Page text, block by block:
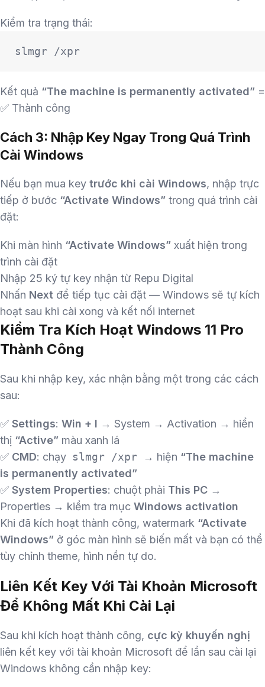
Kiểm tra trạng thái:
slmgr /xpr
Kết quả “The machine is permanently activated” =
✅ Thành công
Cách 3: Nhập Key Ngay Trong Quá Trình
Cài Windows
Nếu bạn mua key trước khi cài Windows, nhập trực
tiếp ở bước “Activate Windows” trong quá trình cài
đặt:
Khi màn hình “Activate Windows” xuất hiện trong
trình cài đặt
Nhập 25 ký tự key nhận từ Repu Digital
Nhấn Next để tiếp tục cài đặt — Windows sẽ tự kích
hoạt sau khi cài xong và kết nối internet
Kiểm Tra Kích Hoạt Windows 11 Pro
Thành Công
Sau khi nhập key, xác nhận bằng một trong các cách
sau:
✅ Settings: Win + I → System → Activation → hiển
thị “Active” màu xanh lá
✅ CMD: chạy slmgr /xpr → hiện “The machine
is permanently activated”
✅ System Properties: chuột phải This PC →
Properties → kiểm tra mục Windows activation
Khi đã kích hoạt thành công, watermark “Activate
Windows” ở góc màn hình sẽ biến mất và bạn có thể
tùy chỉnh theme, hình nền tự do.
Liên Kết Key Với Tài Khoản Microsoft
Để Không Mất Khi Cài Lại
Sau khi kích hoạt thành công, cực kỳ khuyến nghị
liên kết key với tài khoản Microsoft để lần sau cài lại
Windows không cần nhập key: